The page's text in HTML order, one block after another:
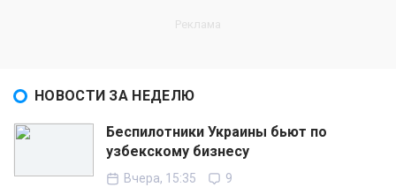
НОВОСТИ ЗА НЕДЕЛЮ
Беспилотники Украины бьют по
узбекскому бизнесу
Вчера, 15:35 9